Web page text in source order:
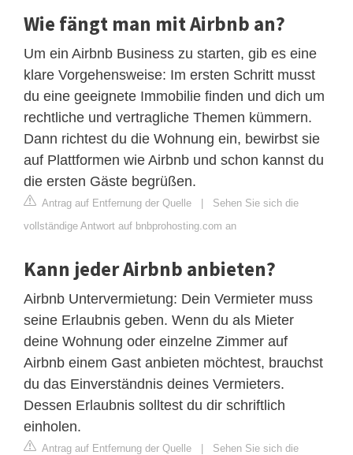
Wie fängt man mit Airbnb an?
Um ein Airbnb Business zu starten, gib es eine
klare Vorgehensweise: Im ersten Schritt musst
du eine geeignete Immobilie finden und dich um
rechtliche und vertragliche Themen kümmern.
Dann richtest du die Wohnung ein, bewirbst sie
auf Plattformen wie Airbnb und schon kannst du
die ersten Gäste begrüßen.
Antrag auf Entfernung der Quelle | Sehen Sie sich die
vollständige Antwort auf bnbprohosting.com an
Kann jeder Airbnb anbieten?
Airbnb Untervermietung: Dein Vermieter muss
seine Erlaubnis geben. Wenn du als Mieter
deine Wohnung oder einzelne Zimmer auf
Airbnb einem Gast anbieten möchtest, brauchst
du das Einverständnis deines Vermieters.
Dessen Erlaubnis solltest du dir schriftlich
einholen.
Antrag auf Entfernung der Quelle | Sehen Sie sich die